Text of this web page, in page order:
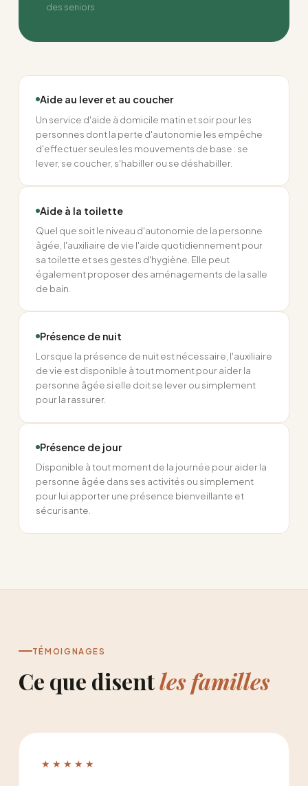
des seniors
Aide au lever et au coucher
Un service d'aide à domicile matin et soir pour les
personnes dont la perte d'autonomie les empêche
d'effectuer seules les mouvements de base : se
lever, se coucher, s'habiller ou se déshabiller.
Aide à la toilette
Quel que soit le niveau d'autonomie de la personne
âgée, l'auxiliaire de vie l'aide quotidiennement pour
sa toilette et ses gestes d'hygiène. Elle peut
également proposer des aménagements de la salle
de bain.
Présence de nuit
Lorsque la présence de nuit est nécessaire, l'auxiliaire
de vie est disponible à tout moment pour aider la
personne âgée si elle doit se lever ou simplement
pour la rassurer.
Présence de jour
Disponible à tout moment de la journée pour aider la
personne âgée dans ses activités ou simplement
pour lui apporter une présence bienveillante et
sécurisante.
TÉMOIGNAGES
Ce que disentles familles
★★★★★